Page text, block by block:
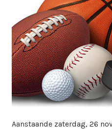
k
i
n
w
e
m
a
s
e
Aanstaande zaterdag, 26